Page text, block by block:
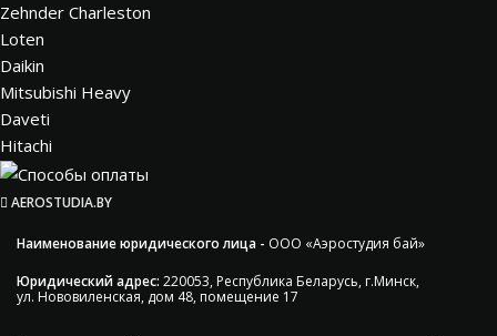
Zehnder Charleston
Loten
Daikin
Mitsubishi Heavy
Daveti
Hitachi
AEROSTUDIA.BY
Наименование юридического лица - ООО «Аэростудия бай»
Юридический адрес: 220053, Республика Беларусь, г.Минск,
ул. Нововиленская, дом 48, помещение 17